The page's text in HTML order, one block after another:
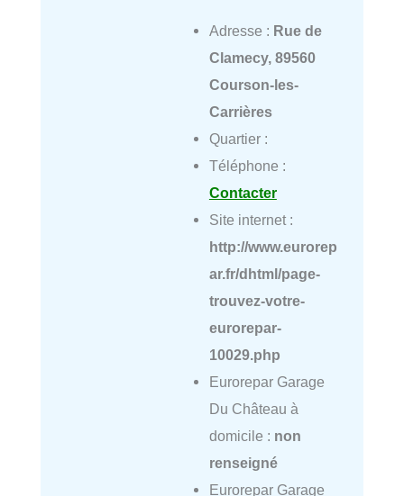
Adresse : Rue de
Clamecy, 89560
Courson-les-
Carrières
Quartier :
Téléphone :
Contacter
Site internet :
http://www.eurorep
ar.fr/dhtml/page-
trouvez-votre-
eurorepar-
10029.php
Eurorepar Garage
Du Château à
domicile : non
renseigné
Eurorepar Garage